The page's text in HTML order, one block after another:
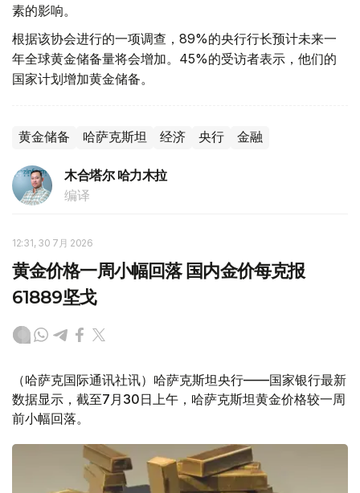
素的影响。
根据该协会进行的一项调查，89%的央行行长预计未来一
年全球黄金储备量将会增加。45%的受访者表示，他们的
国家计划增加黄金储备。
黄金储备 哈萨克斯坦 经济 央行 金融
木合塔尔 哈力木拉
编译
12:31, 30 7月 2026
黄金价格一周小幅回落 国内金价每克报
61889坚戈
（哈萨克国际通讯社讯）哈萨克斯坦央行——国家银行最新
数据显示，截至7月30日上午，哈萨克斯坦黄金价格较一周
前小幅回落。